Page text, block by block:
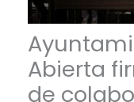
Abierta
de